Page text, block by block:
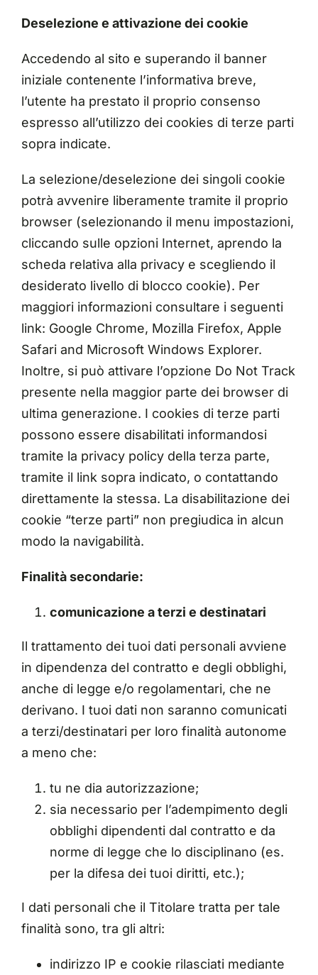
Deselezione e attivazione dei cookie
Accedendo al sito e superando il banner
iniziale contenente l’informativa breve,
l’utente ha prestato il proprio consenso
espresso all’utilizzo dei cookies di terze parti
sopra indicate.
La selezione/deselezione dei singoli cookie
potrà avvenire liberamente tramite il proprio
browser (selezionando il menu impostazioni,
cliccando sulle opzioni Internet, aprendo la
scheda relativa alla privacy e scegliendo il
desiderato livello di blocco cookie). Per
maggiori informazioni consultare i seguenti
link: Google Chrome, Mozilla Firefox, Apple
Safari and Microsoft Windows Explorer.
Inoltre, si può attivare l’opzione Do Not Track
presente nella maggior parte dei browser di
ultima generazione. I cookies di terze parti
possono essere disabilitati informandosi
tramite la privacy policy della terza parte,
tramite il link sopra indicato, o contattando
direttamente la stessa. La disabilitazione dei
cookie “terze parti” non pregiudica in alcun
modo la navigabilità.
Finalità secondarie:
comunicazione a terzi e destinatari
Il trattamento dei tuoi dati personali avviene
in dipendenza del contratto e degli obblighi,
anche di legge e/o regolamentari, che ne
derivano. I tuoi dati non saranno comunicati
a terzi/destinatari per loro finalità autonome
a meno che:
tu ne dia autorizzazione;
sia necessario per l’adempimento degli
obblighi dipendenti dal contratto e da
norme di legge che lo disciplinano (es.
per la difesa dei tuoi diritti, etc.);
I dati personali che il Titolare tratta per tale
finalità sono, tra gli altri:
indirizzo IP e cookie rilasciati mediante